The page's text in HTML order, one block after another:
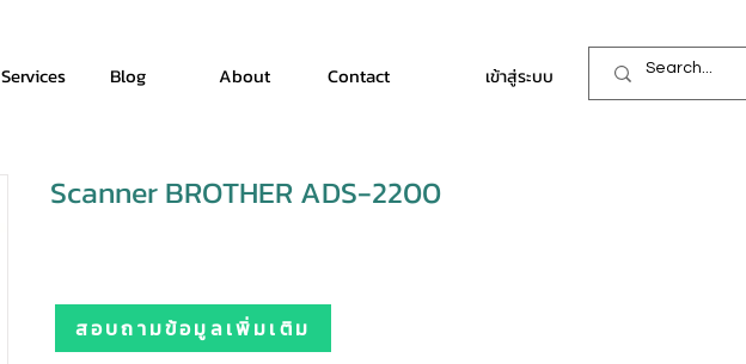
Services Blog About Contact เข้าสู่ระบบ
Scanner BROTHER ADS-2200
สอบถามข้อมูลเพิ่มเติม